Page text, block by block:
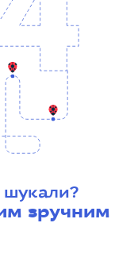
зручним